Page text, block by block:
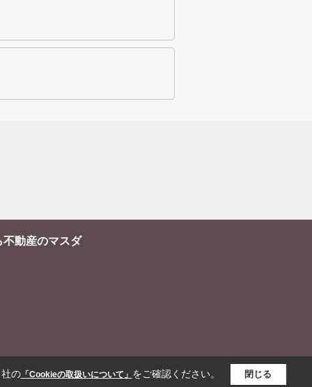
不動産のマスダ
の「Cookieの取扱いについて」 をご確認ください。 閉じる